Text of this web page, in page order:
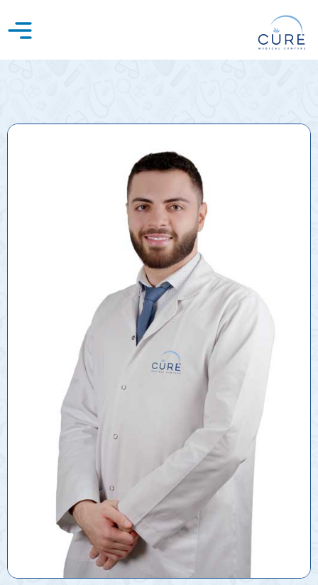
المحتوى